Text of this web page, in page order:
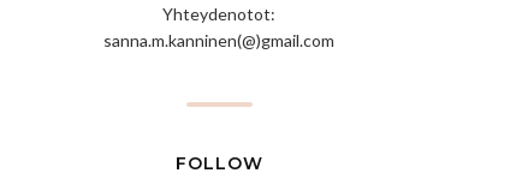
Yhteydenotot:
sanna.m.kanninen(@)gmail.com
FOLLOW